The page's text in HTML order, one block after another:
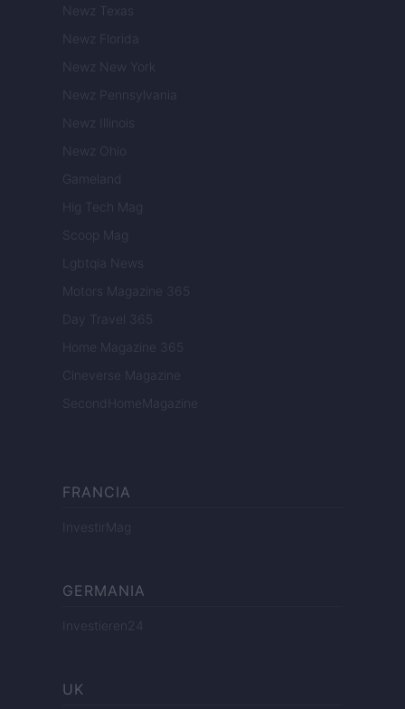
Newz Texas
Newz Florida
Newz New York
Newz Pennsylvania
Newz Illinois
Newz Ohio
Gameland
Hig Tech Mag
Scoop Mag
Lgbtqia News
Motors Magazine 365
Day Travel 365
Home Magazine 365
Cineverse Magazine
SecondHomeMagazine
FRANCIA
InvestirMag
GERMANIA
Investieren24
UK